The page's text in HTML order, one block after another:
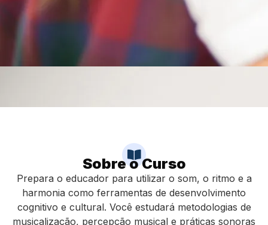
Sobre o Curso
Prepara o educador para utilizar o som, o ritmo e a
harmonia como ferramentas de desenvolvimento
cognitivo e cultural. Você estudará metodologias de
musicalização, percepção musical e práticas sonoras